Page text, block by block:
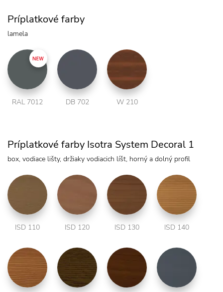
Príplatkové farby
lamela
RAL 7012 DB 702 W 210
Príplatkové farby Isotra System Decoral 1
box, vodiace lišty, držiaky vodiacich líšt, horný a dolný profil
ISD 110 ISD 120 ISD 130 ISD 140